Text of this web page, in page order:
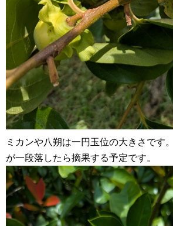
ミカンや八朔は一円玉位の大きさです
が一段落したら摘果する予定です。